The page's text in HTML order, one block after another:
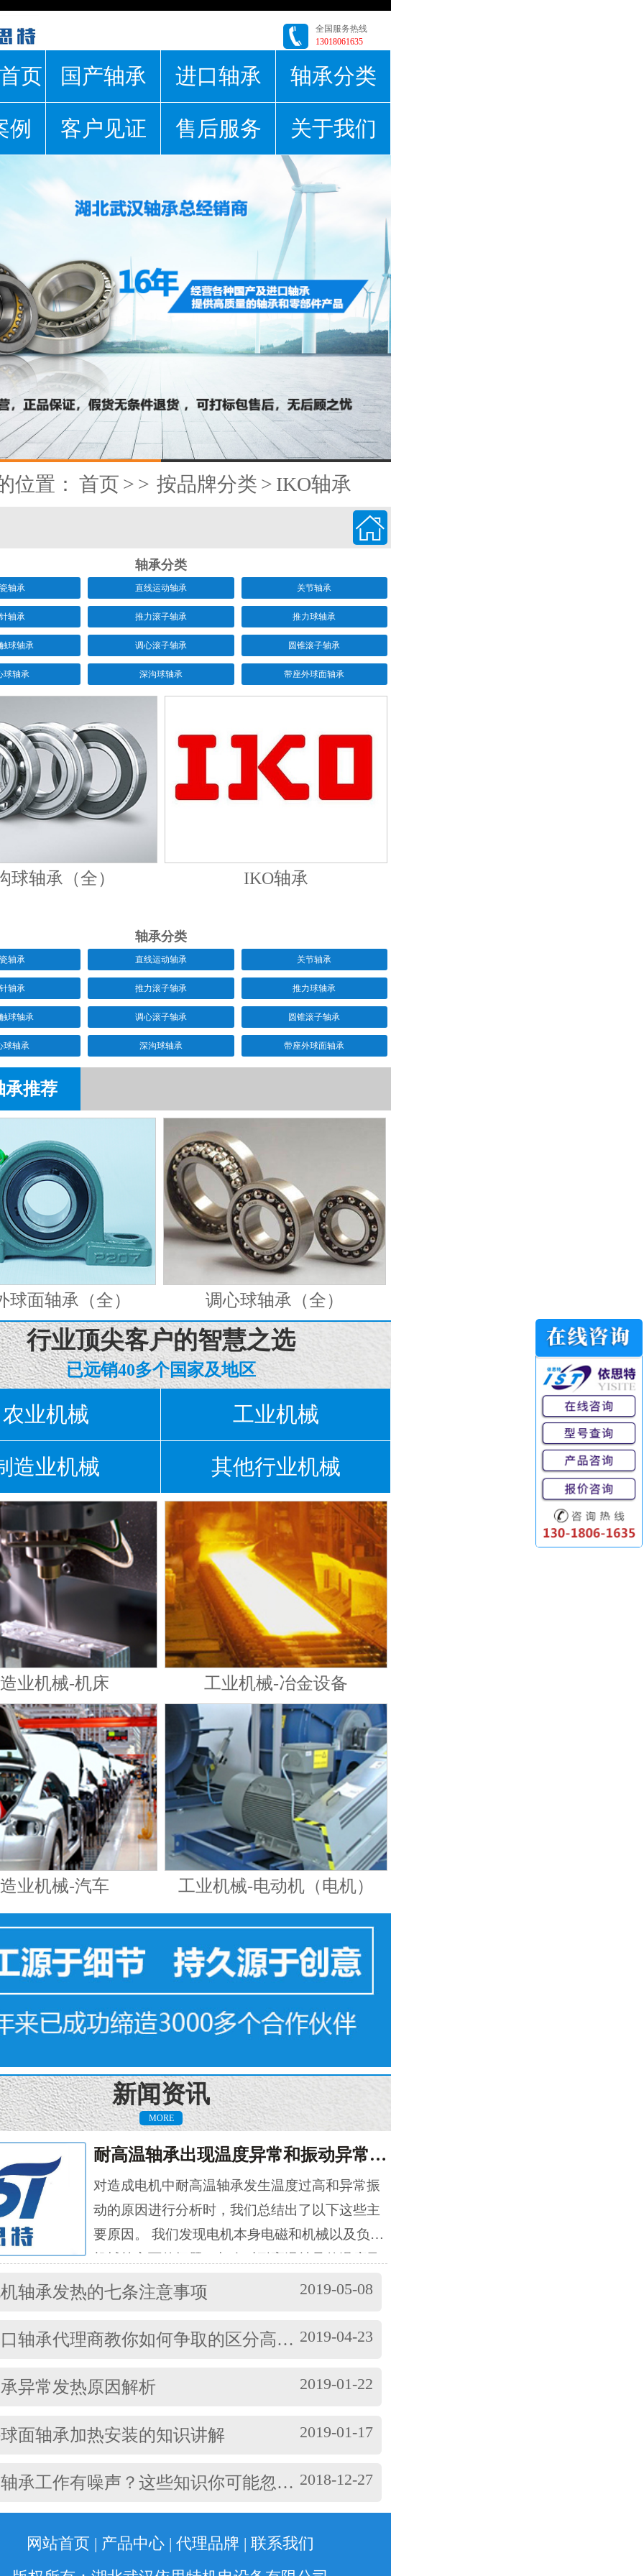
全国服务热线
13018061635
页 国产轴承 进口轴承 轴承分类
例 客户见证 售后服务 关于我们
位置： 首页 > > 按品牌分类 > IKO轴承

轴承分类
轴承 直线运动轴承 关节轴承
轴承 推力滚子轴承 推力球轴承
球轴承 调心滚子轴承 圆锥滚子轴承
球轴承 深沟球轴承 带座外球面轴承
球轴承（全） IKO轴承
轴承分类
轴承 直线运动轴承 关节轴承
轴承 推力滚子轴承 推力球轴承
球轴承 调心滚子轴承 圆锥滚子轴承
球轴承 深沟球轴承 带座外球面轴承
承推荐
面轴承（全） 调心球轴承（全）
行业顶尖客户的智慧之选
已远销40多个国家及地区
农业机械 工业机械
造业机械 其他行业机械
业机械-机床 工业机械-冶金设备
业机械-汽车 工业机械-电动机（电机）
新闻资讯
MORE
耐高温轴承出现温度异常和振动异常的原因有哪些？
对造成电机中耐高温轴承发生温度过高和异常振
动的原因进行分析时，我们总结出了以下这些主
要原因。 我们发现电机本身电磁和机械以及负载
振动产生影响。其中造成温度过高的原因主要
松；(3)轴承与轴套配合过松；(4)润滑油有杂质；
损坏等。 另外，造成耐高温轴承出现异常振...
2019-05-08
轴承发热的七条注意事项
2019-04-23
承代理商教你如何争取的区分高速轴承和低速轴承
2019-01-22
异常发热原因解析
2019-01-17
面轴承加热安装的知识讲解
2018-12-27
承工作有噪声？这些知识你可能忽略了
网站首页 | 产品中心| 代理品牌 | 联系我们